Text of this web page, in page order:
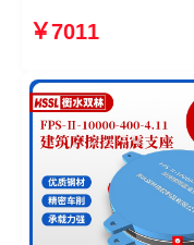
300-3.48源头工厂 建
￥7011